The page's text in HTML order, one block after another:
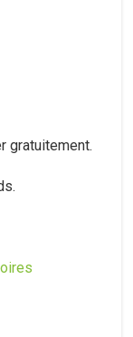
gratuitement.